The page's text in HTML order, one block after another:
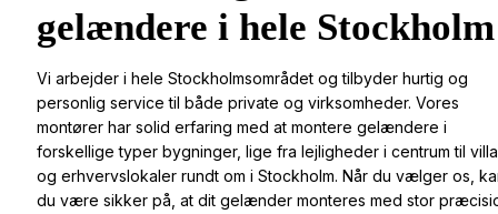
gelændere i hele Stockholm
Vi arbejder i hele Stockholmsområdet og tilbyder hurtig og
personlig service til både private og virksomheder. Vores
montører har solid erfaring med at montere gelændere i
forskellige typer bygninger, lige fra lejligheder i centrum til
og erhvervslokaler rundt om i Stockholm. Når du vælger os,
du være sikker på, at dit gelænder monteres med stor